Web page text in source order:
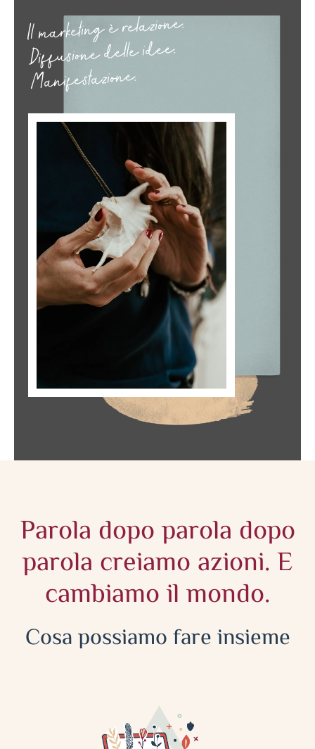
Il marketing è relazione.
Diffusione delle idee.
Manifestazione.
Parola dopo parola dopo
parola creiamo azioni. E
cambiamo il mondo.
Cosa possiamo fare insieme